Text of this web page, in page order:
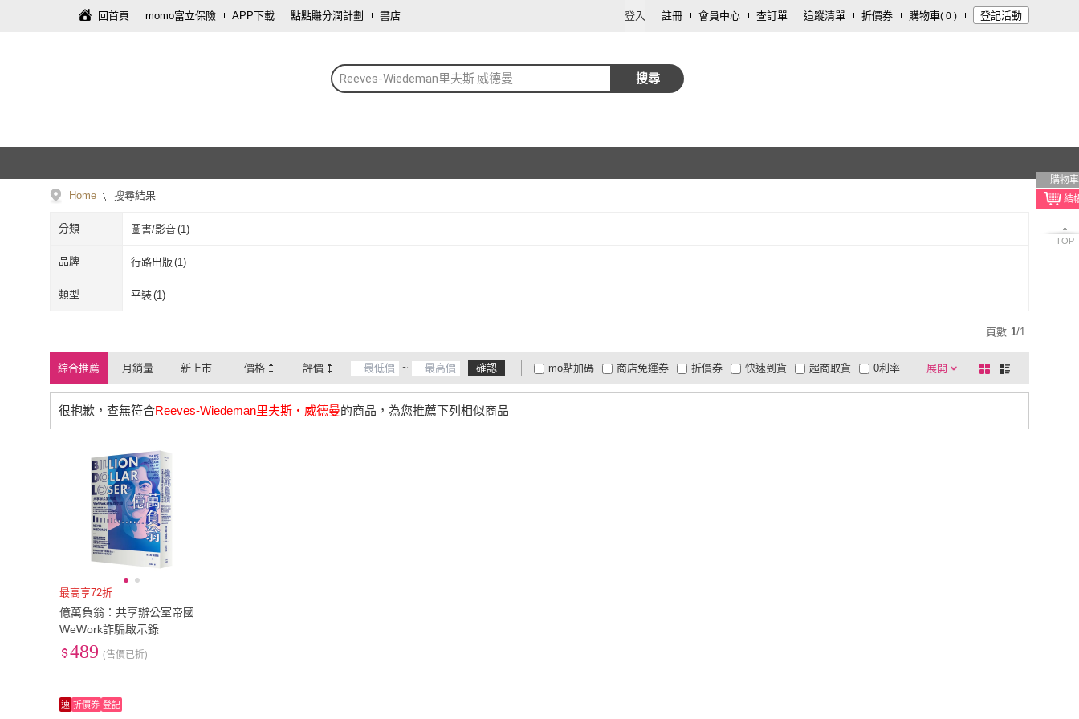
回首頁 momo富立保險 APP下載 點點賺分潤計劃 書店 登入 註冊 會員中心 查訂單 追蹤清單 折價券 購物車( 0 ) 登記活動
Reeves-Wiedeman里夫斯‧威德曼 搜尋
購物車
TOP
Home 搜尋結果
分類 圖書/影音(1)
品牌 行路出版 (1)
行路出版
類型 平裝(1)
頁數 1/1
綜合推薦 月銷量 新上市 價格 評價 ~ 確認 展開
折價券
有影片
商品有量 電視購物
mo點加碼 快速到貨 超商取貨
大家電安心配
大家電快配
商店免運券 0利率
棋
盤
列
很抱歉，查無符合Reeves-Wiedeman里夫斯‧威德曼的商品，為您推薦下列相似商品
最高享72折
億萬負翁：共享辦公室帝國
WeWork詐騙啟示錄
489 (售價已折)
速 折價券 登記